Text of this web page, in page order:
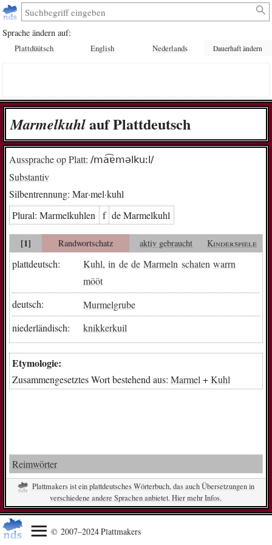
Sprache ändern auf:
Plattdüütsch English Nederlands Dauerhaft ändern
Mar­mel­kuhlauf Plattdeutsch
Aussprache op Platt: /ma͡ɐməlkuːl/
Substantiv
Silbentrennung: Mar·mel·kuhl
Plural:Mar­mel­kuh­len f de Mar­mel­kuhl
[1] Randwortschatz aktiv gebraucht Kinderspiele
plattdeutsch: Kuhl,in de de Marmeln schaten warrn
mööt
deutsch:
Murmelgrube
niederländisch:
knikkerkuil
Etymologie:
Zusammengesetztes Wort bestehend aus:Marmel +Kuhl
Reimwörter
Plattmakers ist ein plattdeutsches Wörterbuch, das auch Übersetzungen in
verschiedene andere Sprachen anbietet. Hier mehr Infos.
© 2007–2024 Plattmakers